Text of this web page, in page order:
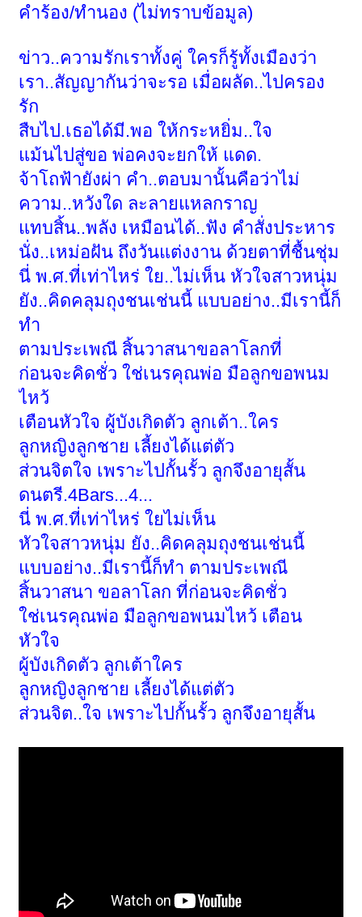
คำร้อง/ทำนอง (ไม่ทราบข้อมูล)
ข่าว..ความรักเราทั้งคู่ ใครก็รู้ทั้งเมืองว่า
เรา..สัญญากันว่าจะรอ เมื่อผลัด..ไปครอง
รัก
สืบไป.เธอได้มี.พอ ให้กระหยิ่ม..ใจ
แม้นไปสู่ขอ พ่อคงจะยกให้ แดด.
จ้าโถฟ้ายังผ่า คำ..ตอบมานั้นคือว่าไม่
ความ..หวังใด ละลายแหลกราญ
แทบสิ้น..พลัง เหมือนได้..ฟัง คำสั่งประหาร
นั่ง..เหม่อฝัน ถึงวันแต่งงาน ด้วยตาที่ชื้นชุ่ม
นี่ พ.ศ.ที่เท่าไหร่ ใย..ไม่เห็น หัวใจสาวหนุ่ม
ยัง..คิดคลุมถุงชนเช่นนี้ แบบอย่าง..มีเรานี้ก็
ทำ
ตามประเพณี สิ้นวาสนาขอลาโลกที่
ก่อนจะคิดชั่ว ใช่เนรคุณพ่อ มือลูกขอพนม
ไหว้
เตือนหัวใจ ผู้บังเกิดตัว ลูกเต้า..ใคร
ลูกหญิงลูกชาย เลี้ยงได้แต่ตัว
ส่วนจิตใจ เพราะไปกั้นรั้ว ลูกจึงอายุสั้น
ดนตรี.4Bars...4...
นี่ พ.ศ.ที่เท่าไหร่ ใยไม่เห็น
หัวใจสาวหนุ่ม ยัง..คิดคลุมถุงชนเช่นนี้
แบบอย่าง..มีเรานี้ก็ทำ ตามประเพณี
สิ้นวาสนา ขอลาโลก ที่ก่อนจะคิดชั่ว
ใช่เนรคุณพ่อ มือลูกขอพนมไหว้ เตือน
หัวใจ
ผู้บังเกิดตัว ลูกเต้าใคร
ลูกหญิงลูกชาย เลี้ยงได้แต่ตัว
ส่วนจิต..ใจ เพราะไปกั้นรั้ว ลูกจึงอายุสั้น